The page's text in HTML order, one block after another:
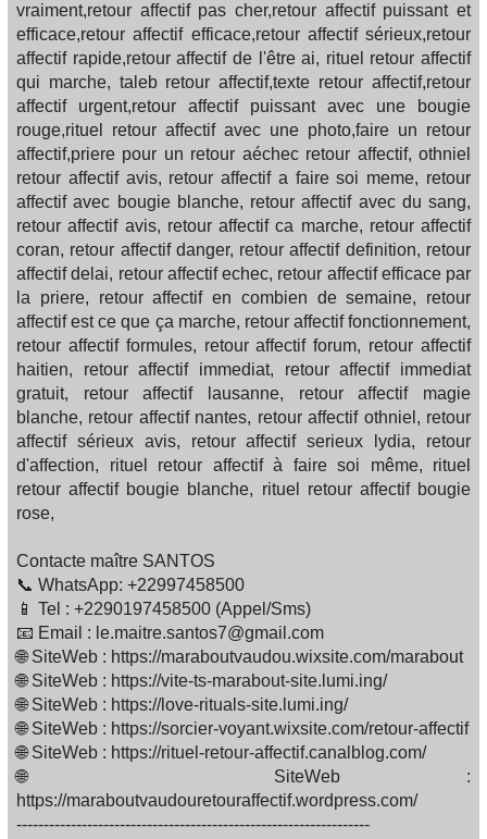
vraiment,retour affectif pas cher,retour affectif puissant et
efficace,retour affectif efficace,retour affectif sérieux,retour
affectif rapide,retour affectif de l'être ai, rituel retour affectif
qui marche, taleb retour affectif,texte retour affectif,retour
affectif urgent,retour affectif puissant avec une bougie
rouge,rituel retour affectif avec une photo,faire un retour
affectif,priere pour un retour aéchec retour affectif, othniel
retour affectif avis, retour affectif a faire soi meme, retour
affectif avec bougie blanche, retour affectif avec du sang,
retour affectif avis, retour affectif ca marche, retour affectif
coran, retour affectif danger, retour affectif definition, retour
affectif delai, retour affectif echec, retour affectif efficace par
la priere, retour affectif en combien de semaine, retour
affectif est ce que ça marche, retour affectif fonctionnement,
retour affectif formules, retour affectif forum, retour affectif
haitien, retour affectif immediat, retour affectif immediat
gratuit, retour affectif lausanne, retour affectif magie
blanche, retour affectif nantes, retour affectif othniel, retour
affectif sérieux avis, retour affectif serieux lydia, retour
d'affection, rituel retour affectif à faire soi même, rituel
retour affectif bougie blanche, rituel retour affectif bougie
rose,
Contacte maître SANTOS
📞 WhatsApp: +22997458500
📱 Tel : +2290197458500 (Appel/Sms)
📧 Email : le.maitre.santos7@gmail.com
🌐 SiteWeb : https://maraboutvaudou.wixsite.com/marabout
🌐 SiteWeb : https://vite-ts-marabout-site.lumi.ing/
🌐 SiteWeb : https://love-rituals-site.lumi.ing/
🌐 SiteWeb : https://sorcier-voyant.wixsite.com/retour-affectif
🌐 SiteWeb : https://rituel-retour-affectif.canalblog.com/
🌐 SiteWeb :
https://maraboutvaudouretouraffectif.wordpress.com/
-----------------------------------------------------------------